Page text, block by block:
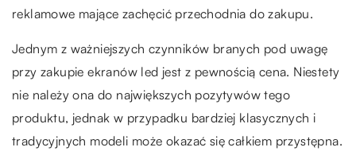
reklamowe mające zachęcić przechodnia do zakupu.
Jednym z ważniejszych czynników branych pod uwagę
przy zakupie ekranów led jest z pewnością cena. Niestety
nie należy ona do największych pozytywów tego
produktu, jednak w przypadku bardziej klasycznych i
tradycyjnych modeli może okazać się całkiem przystępna.